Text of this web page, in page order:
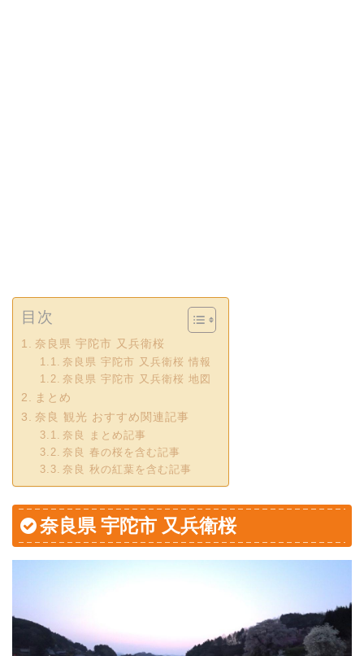
目次
奈良県 宇陀市 又兵衛桜
奈良県 宇陀市 又兵衛桜 情報
奈良県 宇陀市 又兵衛桜 地図
まとめ
奈良 観光 おすすめ関連記事
奈良 まとめ記事
奈良 春の桜を含む記事
奈良 秋の紅葉を含む記事
奈良県 宇陀市 又兵衛桜